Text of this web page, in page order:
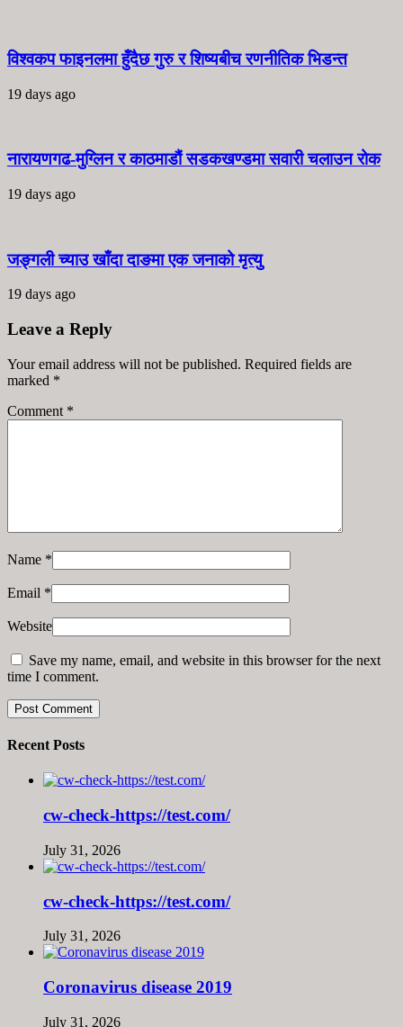
विश्वकप फाइनलमा हुँदैछ गुरु र शिष्यबीच रणनीतिक भिडन्त
19 days ago
नारायणगढ-मुग्लिन र काठमाडौं सडकखण्डमा सवारी चलाउन रोक
19 days ago
जङ्गली च्याउ खाँदा दाङमा एक जनाको मृत्यु
19 days ago
Leave a Reply
Your email address will not be published. Required fields are
marked *
Comment *
Name *
Email *
Website
Save my name, email, and website in this browser for the next
time I comment.
Recent Posts
cw-check-https://test.com/
July 31, 2026
cw-check-https://test.com/
July 31, 2026
Coronavirus disease 2019
July 31, 2026